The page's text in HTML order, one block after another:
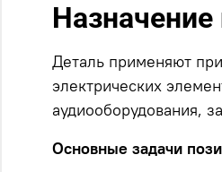
Деталь применяют
электрических
аудиооборудования,
Основные задачи